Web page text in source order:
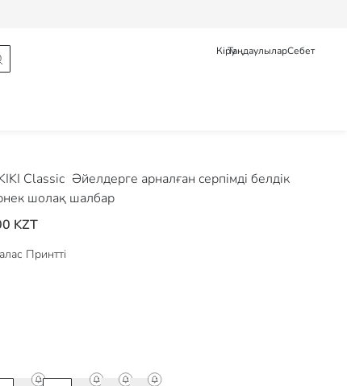
КіруТаңдаулыларСебет
Classic Әйелдерге арналған серпімді белдік
шолақ шалбар
KZT
Принтті